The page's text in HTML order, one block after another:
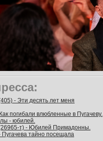
- Эти десять лет меня
погибали влюбленные в Пугачеву.
- юбилей.
т) - Юбилей Примадонны.
тайно посещала